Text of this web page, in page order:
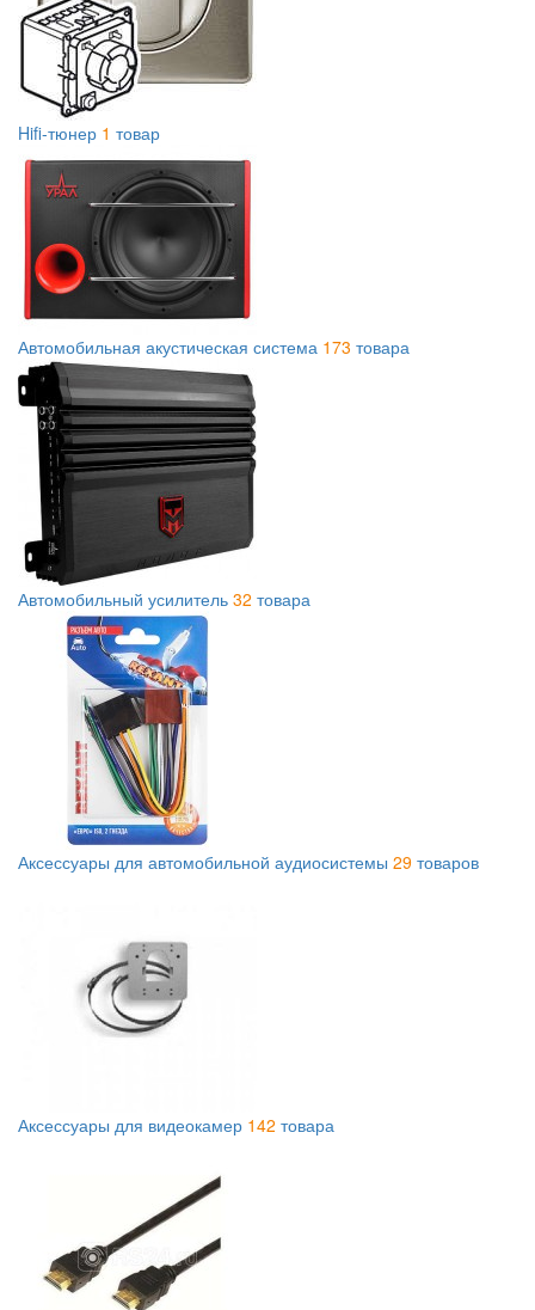
Hifi-тюнер 1 товар
Автомобильная акустическая система 173 товара
Автомобильный усилитель 32 товара
Аксессуары для автомобильной аудиосистемы 29 товаров
Аксессуары для видеокамер 142 товара